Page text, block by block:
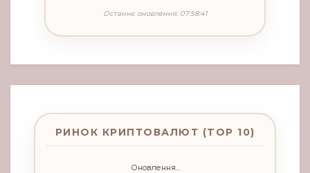
Останнє оновлення: 07:58:41
РИНОК КРИПТОВАЛЮТ (TOP 10)
Оновлення...